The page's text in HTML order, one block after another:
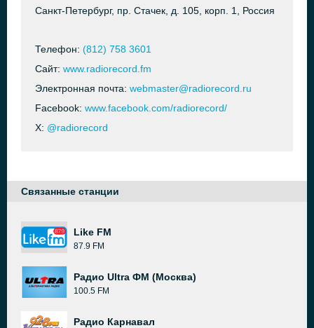
Санкт-Петербург, пр. Стачек, д. 105, корп. 1, Россия
Телефон: (812) 758 3601
Сайт: www.radiorecord.fm
Электронная почта: webmaster@radiorecord.ru
Facebook: www.facebook.com/radiorecord/
X: @radiorecord
Связанные станции
Like FM
87.9 FM
Радио Ultra ФМ (Москва)
100.5 FM
Радио Карнавал